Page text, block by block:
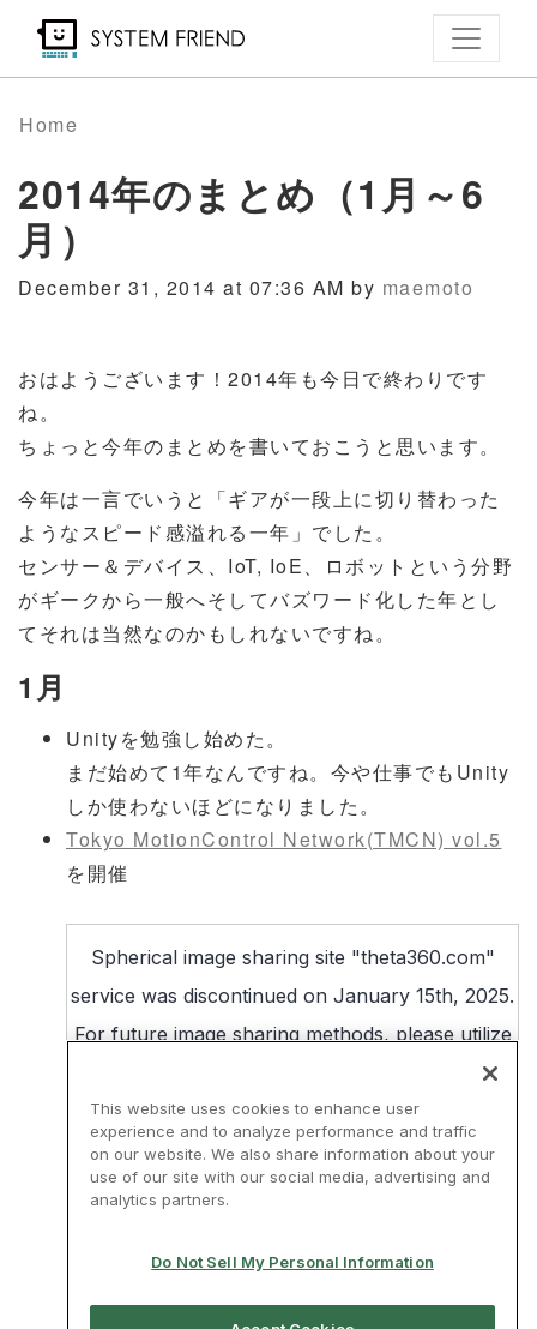
Skip
main
content
Home
2014年のまとめ（1月～6
月）
December 31, 2014 at 07:36 AM by maemoto
おはようございます！2014年も今日で終わりです
ね。
ちょっと今年のまとめを書いておこうと思います。
今年は一言でいうと「ギアが一段上に切り替わった
ようなスピード感溢れる一年」でした。
センサー＆デバイス、IoT, IoE、ロボットという分野
がギークから一般へそしてバズワード化した年とし
てそれは当然なのかもしれないですね。
1月
Unityを勉強し始めた。
まだ始めて1年なんですね。今や仕事でもUnity
しか使わないほどになりました。
Tokyo MotionControl Network(TMCN) vol.5
を開催